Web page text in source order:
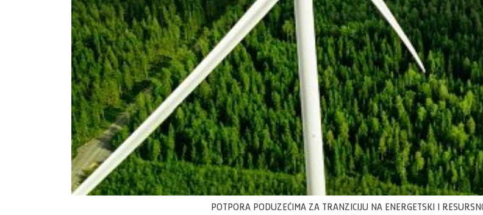
POTPORA PODUZEĆIMA ZA TRANZICIJU NA ENERGETSKI I